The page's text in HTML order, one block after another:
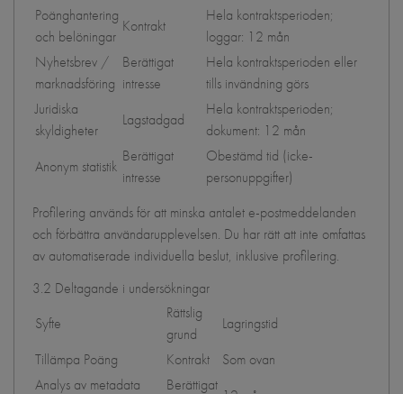
Poänghantering
och belöningar
Kontrakt
Hela kontraktsperioden;
loggar: 12 mån
Nyhetsbrev /
marknadsföring
Berättigat
intresse
Hela kontraktsperioden eller
tills invändning görs
Juridiska
skyldigheter
Lagstadgad
Hela kontraktsperioden;
dokument: 12 mån
Anonym statistik
Berättigat
intresse
Obestämd tid (icke-
personuppgifter)
Profilering används för att minska antalet e-postmeddelanden
och förbättra användarupplevelsen. Du har rätt att inte omfattas
av automatiserade individuella beslut, inklusive profilering.
3.2 Deltagande i undersökningar
Syfte
Rättslig
grund
Lagringstid
Tillämpa Poäng
Kontrakt
Som ovan
Analys av metadata
Berättigat